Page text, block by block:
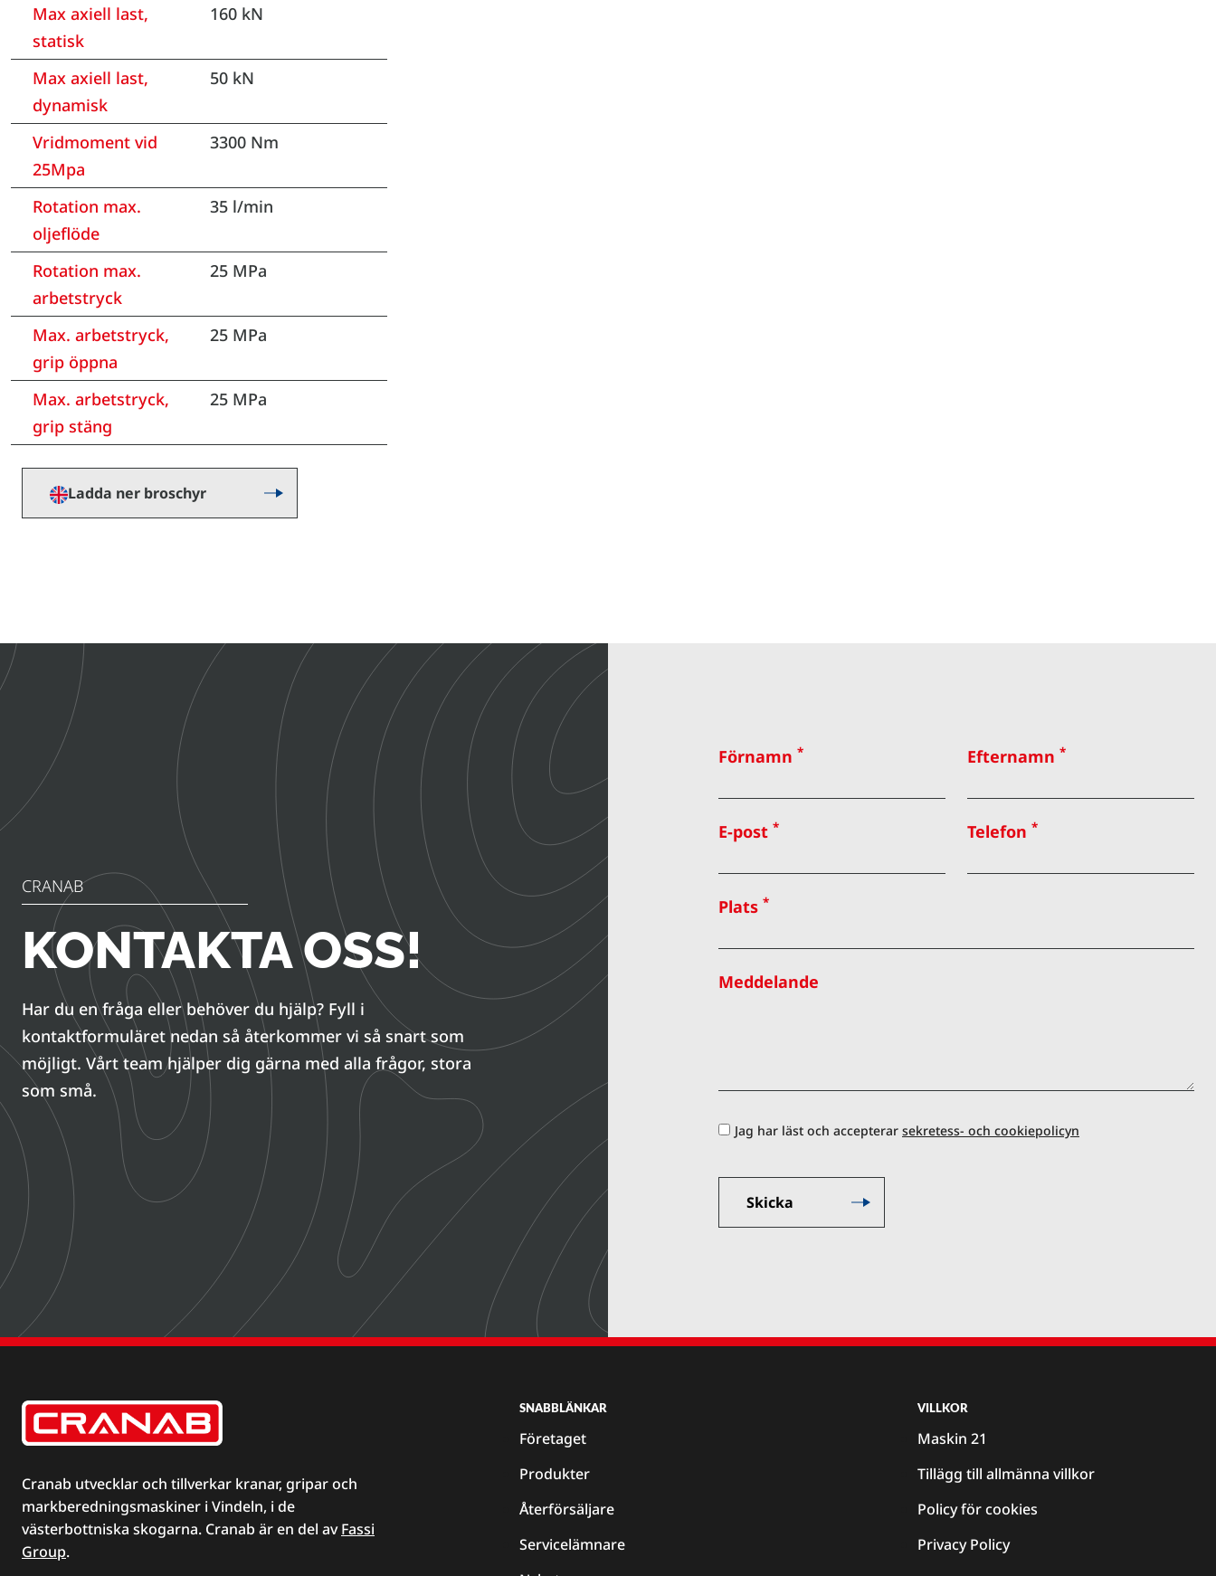
Max axiell last,
statisk
160 kN
Max axiell last,
dynamisk
50 kN
Vridmoment vid
25Mpa
3300 Nm
Rotation max.
oljeflöde
35 l/min
Rotation max.
arbetstryck
25 MPa
Max. arbetstryck,
grip öppna
25 MPa
Max. arbetstryck,
grip stäng
25 MPa
Ladda ner broschyr
CRANAB
KONTAKTA OSS!
Har du en fråga eller behöver du hjälp? Fyll i
kontaktformuläret nedan så återkommer vi så snart som
möjligt. Vårt team hjälper dig gärna med alla frågor, stora
som små.
Förnamn * Efternamn *
E-post * Telefon *
Plats *
Meddelande
Jag har läst och accepterar sekretess- och cookiepolicyn
Cranab utvecklar och tillverkar kranar, gripar och
markberedningsmaskiner i Vindeln, i de
västerbottniska skogarna. Cranab är en del avFassi
Group.
SNABBLÄNKAR
Företaget
Produkter
Återförsäljare
Servicelämnare
VILLKOR
Maskin 21
Tillägg till allmänna villkor
Policy för cookies
Privacy Policy